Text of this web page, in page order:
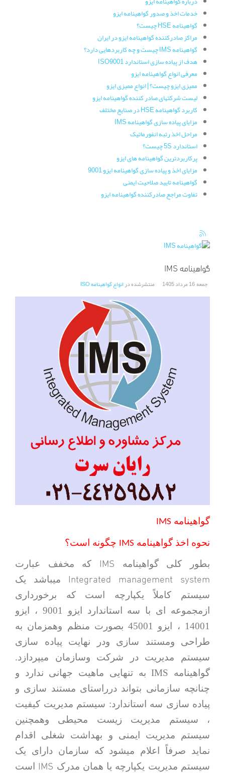
خدمات اخذ و صدور گواهینامه ایزو
گواهینامه HSE چیست؟
مراکز صادرکننده گواهینامه ایزو در ایران
گواهینامه IMS چیست و چه کاربردهایی دارد؟
هدف از پیاده سازی استاندارد ISO9001
معرفی انواع گواهینامه ایزو
ممیزی ایزو چیست؟ | انواع ممیزی ایزو
لیست شرکتهای صادر کننده گواهینامه ایزو
کاربرد گواهینامه HSE در صنایع مختلف
مزایای پیاده سازی گواهینامه IMS
مراحل اخذ رتبه انفورماتیک
استاندارد 5S چیست؟
پرکاربردترین گواهینامه های ایزو
مزایای اخذ و پیاده سازی گواهینامه ایزو 9001
گواهینامه تایید صلاحیت ایمنی
تفاوت مراجع صادرکننده گواهینامه ایزو
گواهینامه IMS
جمعه, 16 مرداد 1405 منتشرشده درانواع گواهینامه ISO
گواهینامه IMS
نحوه اخذ گواهینامه IMS چگونه است؟
بطور کلی گواهینامه IMS که مخفف عبارت
Integrated management system میباشد یک
سیستم کاملاً یکپارچه است که برخورداری
ازمجموعه ای با سه استاندارد ایزو 9001 ، ایزو
14001 ، ایزو 45001 بصورت منظم وهمزمان به
طراحی ومستند سازی ودر نهایت پیاده سازی
سیستم مدیریت در شرکت وسازمان میپردازد.
گواهینامه IMS به تنهایی ماهیت جهانی ندارد و
چنانچه سازمانی بتواند درراستای مستند سازی و
پیاده سازی سه استاندارد: سیستم مدیریت کیفیت
، سیستم مدیریت زیست محیطی وهمچنین
سیستم مدیریت ایمنی و بهداشت شغلی اقدام
نماید صرفاً اعلام میشود که سازمان دارای یک
سیستم مدیریت یکپارچه یا همان مدرک IMS است